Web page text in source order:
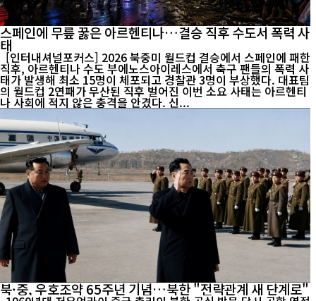
스페인에 무릎 꿇은 아르헨티나…결승 직후 수도서 폭력 사
태
[인터내셔널포커스] 2026 북중미 월드컵 결승에서 스페인에 패한
직후, 아르헨티나 수도 부에노스아이레스에서 축구 팬들의 폭력 사
태가 발생해 최소 15명이 체포되고 경찰관 3명이 부상했다. 대표팀
의 월드컵 2연패가 무산된 직후 벌어진 이번 소요 사태는 아르헨티
나 사회에 적지 않은 충격을 안겼다. 신...
북·중, 우호조약 65주년 기념…북한 "전략관계 새 단계로"